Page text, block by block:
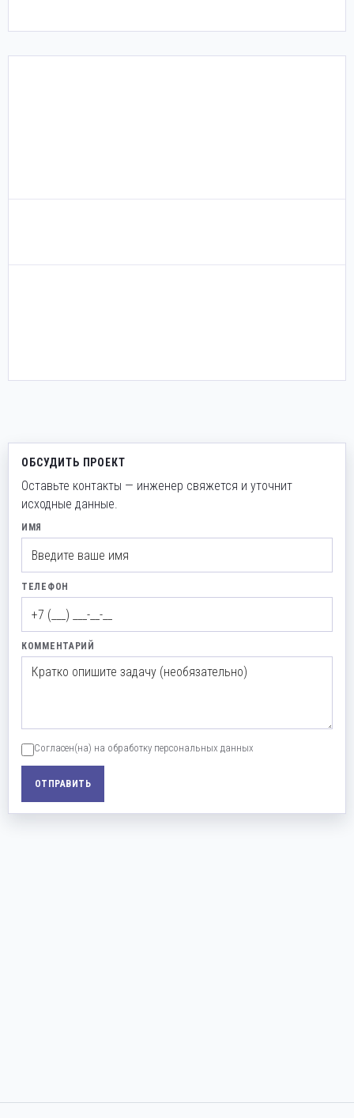
ОБСУДИТЬ ПРОЕКТ
Оставьте контакты — инженер свяжется и уточнит
исходные данные.
ИМЯ
ТЕЛЕФОН
КОММЕНТАРИЙ
Согласен(на) на обработку персональных данных
ОТПРАВИТЬ